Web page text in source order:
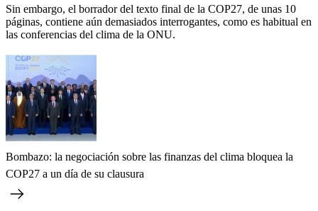
Sin embargo, el borrador del texto final de la COP27, de unas 10
páginas, contiene aún demasiados interrogantes, como es habitual en
las conferencias del clima de la ONU.
Bombazo: la negociación sobre las finanzas del clima bloquea la
COP27 a un día de su clausura